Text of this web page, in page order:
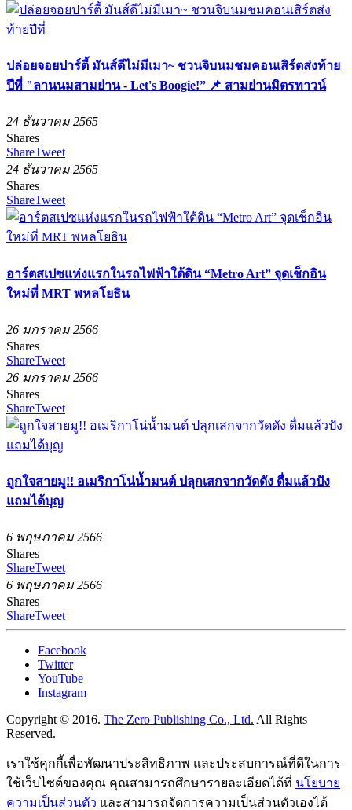
ปล่อยจอยปาร์ตี้ มันส์ดีไม่มีเมา~ ชวนจิบนมชมคอนเสิร์ตส่งท้าย
ปีที่ "ลานนมสามย่าน - Let's Boogie!” 📌 สามย่านมิตรทาวน์
24 ธันวาคม 2565
Shares
ShareTweet
24 ธันวาคม 2565
Shares
ShareTweet
อาร์ตสเปซแห่งแรกในรถไฟฟ้าใต้ดิน “Metro Art” จุดเช็กอิน
ใหม่ที่ MRT พหลโยธิน
26 มกราคม 2566
Shares
ShareTweet
26 มกราคม 2566
Shares
ShareTweet
ถูกใจสายมู!! อเมริกาโน่น้ำมนต์ ปลุกเสกจากวัดดัง ดื่มแล้วปัง
แถมได้บุญ
6 พฤษภาคม 2566
Shares
ShareTweet
6 พฤษภาคม 2566
Shares
ShareTweet
Facebook
Twitter
YouTube
Instagram
Copyright © 2016. The Zero Publishing Co., Ltd. All Rights
Reserved.
เราใช้คุกกี้เพื่อพัฒนาประสิทธิภาพ และประสบการณ์ที่ดีในการ
ใช้เว็บไซต์ของคุณ คุณสามารถศึกษารายละเอียดได้ที่ นโยบาย
ความเป็นส่วนตัว และสามารถจัดการความเป็นส่วนตัวเองได้